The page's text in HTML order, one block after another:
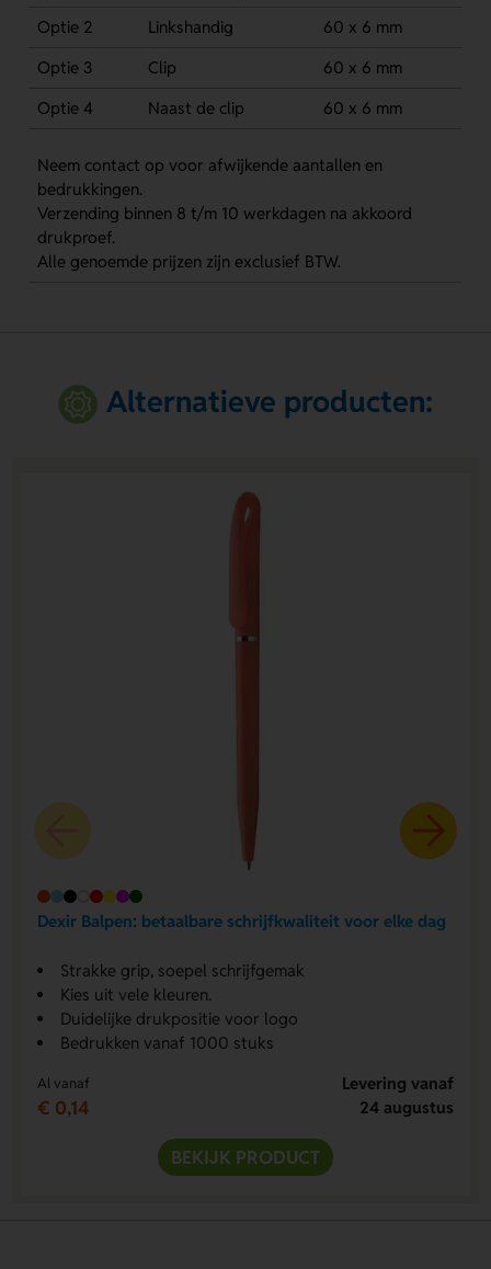
Optie 2
Linkshandig
60 x 6 mm
Optie 3
Clip
60 x 6 mm
Optie 4
Naast de clip 60 x 6 mm
Neem contact op voor afwijkende aantallen en
bedrukkingen.
Verzending binnen 8 t/m 10 werkdagen na akkoord
drukproef.
Alle genoemde prijzen zijn exclusief BTW.
Alternatieve producten:
Dexir Balpen: betaalbare schrijfkwaliteit voor elke dag
Strakke grip, soepel schrijfgemak
Kies uit vele kleuren.
Duidelijke drukpositie voor logo
Bedrukken vanaf 1000 stuks
Al vanaf
€ 0,14
Levering vanaf
24 augustus
BEKIJK PRODUCT